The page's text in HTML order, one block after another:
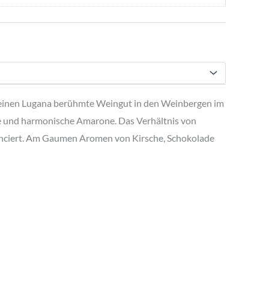
Lugana berühmte Weingut in den Weinbergen im
harmonische Amarone. Das Verhältnis von
Am Gaumen Aromen von Kirsche, Schokolade